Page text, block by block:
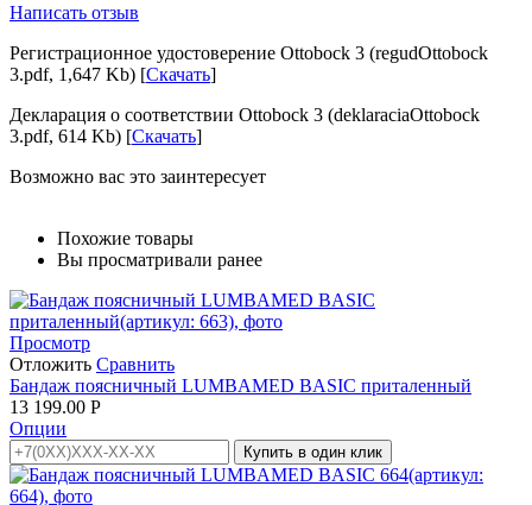
Написать отзыв
Регистрационное удостоверение Ottobock 3 (regudOttobock
3.pdf, 1,647 Kb) [Скачать]
Декларация о соответствии Ottobock 3 (deklaraciaOttobock
3.pdf, 614 Kb) [Скачать]
Возможно вас это заинтересует
Похожие товары
Вы просматривали ранее
Просмотр
Отложить Сравнить
Бандаж поясничный LUMBAMED BASIC приталенный
13 199.00 Р
Опции
Купить в один клик